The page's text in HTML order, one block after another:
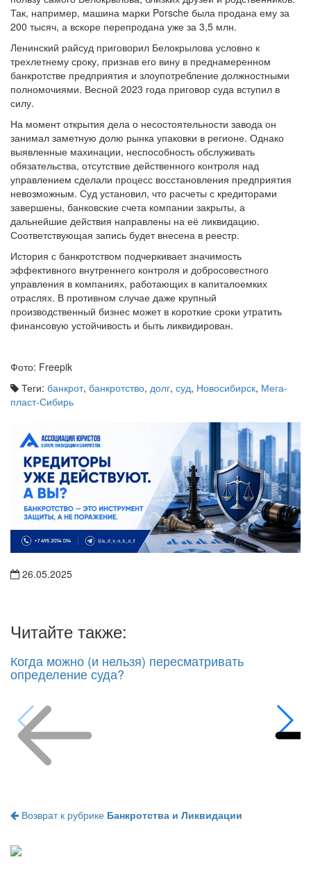
Так, например, машина марки Porsche была продана ему за
200 тысяч, а вскоре перепродана уже за 3,5 млн.
Ленинский райсуд приговорил Белокрылова условно к
трехлетнему сроку, признав его вину в преднамеренном
банкротстве предприятия и злоупотребление должностными
полномочиями. Весной 2023 года приговор суда вступил в
силу.
На момент открытия дела о несостоятельности завода он
занимал заметную долю рынка упаковки в регионе. Однако
выявленные махинации, неспособность обслуживать
обязательства, отсутствие действенного контроля над
управлением сделали процесс восстановления предприятия
невозможным. Суд установил, что расчеты с кредиторами
завершены, банковские счета компании закрыты, а
дальнейшие действия направлены на её ликвидацию.
Соответствующая запись будет внесена в реестр.
История с банкротством подчеркивает значимость
эффективного внутреннего контроля и добросовестного
управления в компаниях, работающих в капиталоемких
отраслях. В противном случае даже крупный
производственный бизнес может в короткие сроки утратить
финансовую устойчивость и быть ликвидирован.
Фото: Freepik
Теги: банкрот, банкротство, долг, суд, Новосибирск, Мега-
пласт-Сибирь
26.05.2025
Читайте также:
Когда можно (и нельзя) пересматривать
определение суда?
Возврат к рубрике Банкротства и Ликвидации